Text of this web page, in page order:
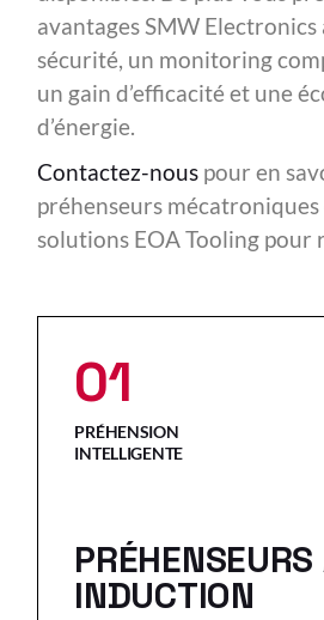
avantages SMW Electronics
sécurité, un monitoring
un gain d’efficacité et une
d’énergie.
Contactez-nous pour en
préhenseurs
solutions EOA Tooling pour
01
PRÉHENSION
INTELLIGENTE
INDUCTION